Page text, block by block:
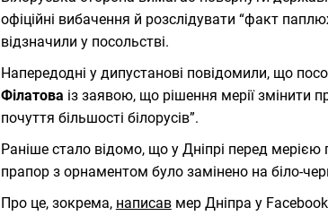
офіційні вибачення й розслідувати “факт
відзначили у посольстві.
Напередодні у дипустанові повідомили, що
Філатова із заявою, що рішення мерії змінити
почуття більшості білорусів”.
Раніше стало відомо, що у Дніпрі перед
прапор з орнаментом було замінено на біло-
Про це, зокрема, написавмер Дніпра у